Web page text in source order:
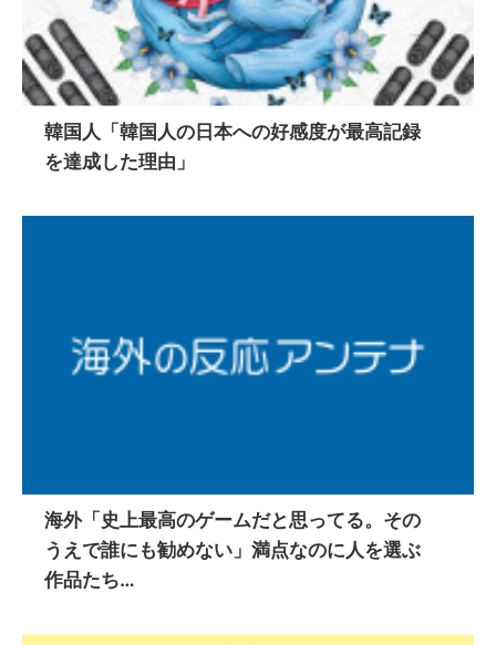
韓国人「韓国人の日本への好感度が最高記録
を達成した理由」
海外「史上最高のゲームだと思ってる。その
うえで誰にも勧めない」満点なのに人を選ぶ
作品たち…